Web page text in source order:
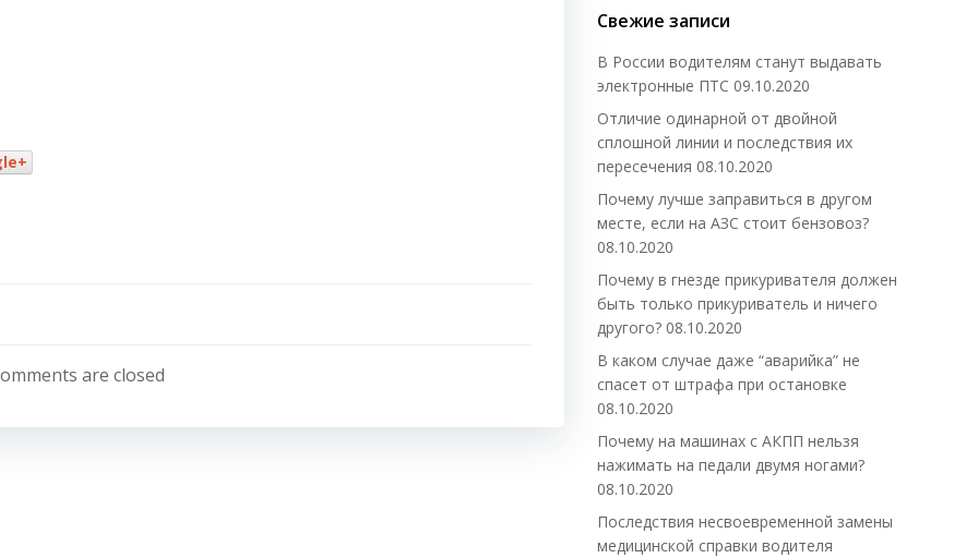
are closed
Свежие записи
В России водителям станут выдавать
электронные ПТС 09.10.2020
Отличие одинарной от двойной
сплошной линии и последствия их
пересечения 08.10.2020
Почему лучше заправиться в другом
месте, если на АЗС стоит бензовоз?
08.10.2020
Почему в гнезде прикуривателя должен
быть только прикуриватель и ничего
другого? 08.10.2020
В каком случае даже “аварийка” не
спасет от штрафа при остановке
08.10.2020
Почему на машинах с АКПП нельзя
нажимать на педали двумя ногами?
08.10.2020
Последствия несвоевременной замены
медицинской справки водителя